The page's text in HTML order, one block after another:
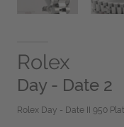
Rolex
Day - Date 2
Rolex Day - Date II 950